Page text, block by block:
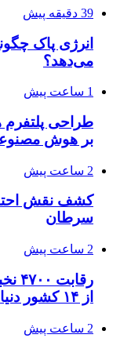
39 دقیقه پیش
انرژی پاک
می‌دهد؟
1 ساعت پیش
طراحی پلتفرم
بر هوش
2 ساعت پیش
کشف نقش
سرطان
2 ساعت پیش
از ۱۴ کشور دنیا
2 ساعت پیش